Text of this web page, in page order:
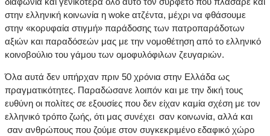
στην ελληνική κοινωνία η woke ατζέντα, μέχρι να φθάσουμε
στην «κορυφαία στιγμή» παράδοσης των πατροπαράδοτων
αξιών και παραδόσεών μας με την νομοθέτηση από το ελληνικό
κοινοβούλιο του γάμου των ομοφυλόφιλων ζευγαριών.
Όλα αυτά δεν υπήρχαν πριν 50 χρόνια στην Ελλάδα ως
πραγματικότητες. Παραδώσανε λοιπόν και με την δική τους
ευθύνη οι πολίτες σε εξουσίες που δεν είχαν καμία σχέση με τον
ελληνικό τρόπο ζωής, ότι μας συνέχει σαν κοινωνία, αλλά και
σαν ανθρώπους που ζούμε στον συγκεκριμένο εδαφικό χώρο